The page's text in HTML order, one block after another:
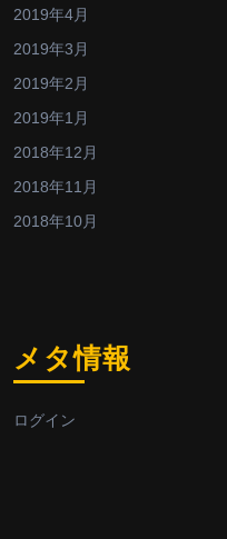
2019年4月
2019年3月
2019年2月
2019年1月
2018年12月
2018年11月
2018年10月
メタ情報
ログイン